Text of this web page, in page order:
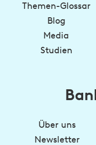
Themen-Glossar
Blog
Media
Studien
Über uns
Newsletter